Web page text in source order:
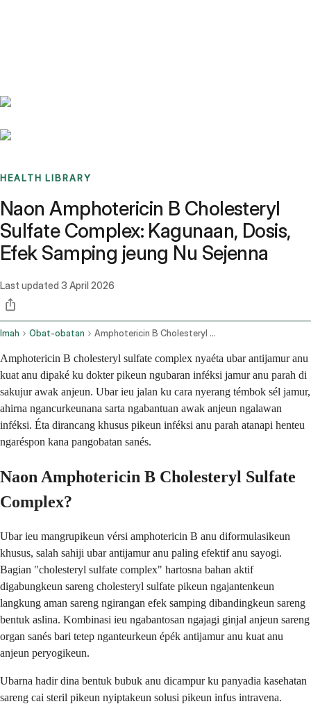
HEALTH LIBRARY
Naon Amphotericin B Cholesteryl
Sulfate Complex: Kagunaan, Dosis,
Efek Samping jeung Nu Sejenna
Last updated 3 April 2026
Imah Obat-obatan Amphotericin B Cholesteryl Sulfate Complex Intravenous Route
Amphotericin B cholesteryl sulfate complex nyaéta ubar antijamur anu
kuat anu dipaké ku dokter pikeun ngubaran inféksi jamur anu parah di
sakujur awak anjeun. Ubar ieu jalan ku cara nyerang témbok sél jamur,
ahirna ngancurkeunana sarta ngabantuan awak anjeun ngalawan
inféksi. Éta dirancang khusus pikeun inféksi anu parah atanapi henteu
ngaréspon kana pangobatan sanés.
Naon Amphotericin B Cholesteryl Sulfate
Complex?
Ubar ieu mangrupikeun vérsi amphotericin B anu diformulasikeun
khusus, salah sahiji ubar antijamur anu paling efektif anu sayogi.
Bagian "cholesteryl sulfate complex" hartosna bahan aktif
digabungkeun sareng cholesteryl sulfate pikeun ngajantenkeun
langkung aman sareng ngirangan efek samping dibandingkeun sareng
bentuk aslina. Kombinasi ieu ngabantosan ngajagi ginjal anjeun sareng
organ sanés bari tetep nganteurkeun épék antijamur anu kuat anu
anjeun peryogikeun.
Ubarna hadir dina bentuk bubuk anu dicampur ku panyadia kasehatan
sareng cai steril pikeun nyiptakeun solusi pikeun infus intravena.